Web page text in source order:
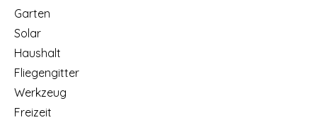
Garten
Solar
Haushalt
Fliegengitter
Werkzeug
Freizeit